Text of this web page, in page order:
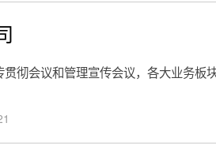
彻会议和管理宣传会议，各大业务板